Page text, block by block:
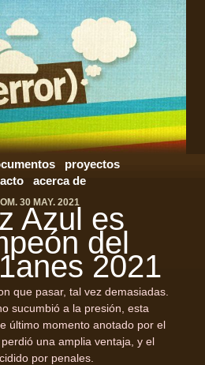
proyectos
acerca de
30 MAY. 2021
Azul es
del
2021
que pasar, tal vez demasiadas.
sucumbió a la presión, esta
último momento anotado por el
una amplia ventaja, y el
por penales.